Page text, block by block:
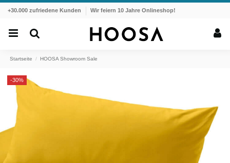
+30.000 zufriedene Kunden Wir feiern 10 Jahre Onlineshop!
Startseite HOOSA Showroom Sale
-30%